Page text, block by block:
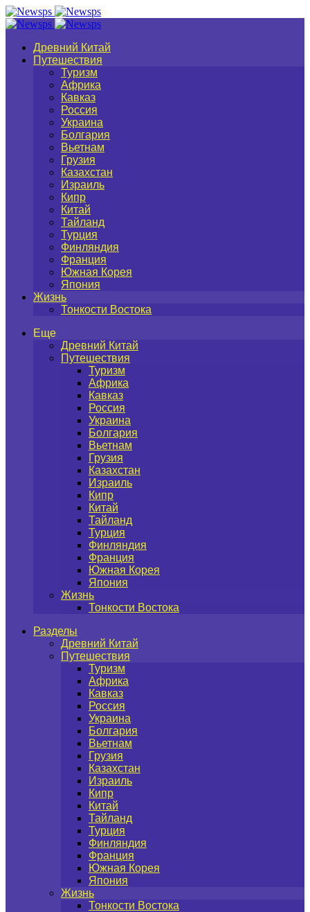
Древний Китай
Путешествия
Туризм
Африка
Кавказ
Россия
Украина
Болгария
Вьетнам
Грузия
Казахстан
Израиль
Кипр
Китай
Тайланд
Турция
Финляндия
Франция
Южная Корея
Япония
Жизнь
Тонкости Востока
Еще
Древний Китай
Путешествия
Туризм
Африка
Кавказ
Россия
Украина
Болгария
Вьетнам
Грузия
Казахстан
Израиль
Кипр
Китай
Тайланд
Турция
Финляндия
Франция
Южная Корея
Япония
Жизнь
Тонкости Востока
Разделы
Древний Китай
Путешествия
Туризм
Африка
Кавказ
Россия
Украина
Болгария
Вьетнам
Грузия
Казахстан
Израиль
Кипр
Китай
Тайланд
Турция
Финляндия
Франция
Южная Корея
Япония
Жизнь
Тонкости Востока